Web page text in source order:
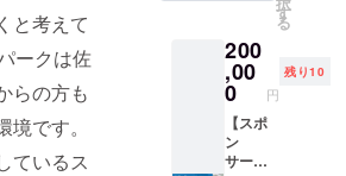
と考えて
ークは佐
らの方も
です。
ているス
郵送に
よる発
送また
は店舗
での直
接手渡
しのど
可能性
があり
ます。
その際
はメー
ルによ
り連絡
会費
１，０
００
円)。利
用開始
日より
１年間
用開始
年間有
効 配布
時期
2023年
１1月中
を予定
してま
受付の
協力企
業・団
体様の
看板を
掲載さ
せてい
ただき
す
る
200
,00
0 円
残り10
【スポ
ン
サー】